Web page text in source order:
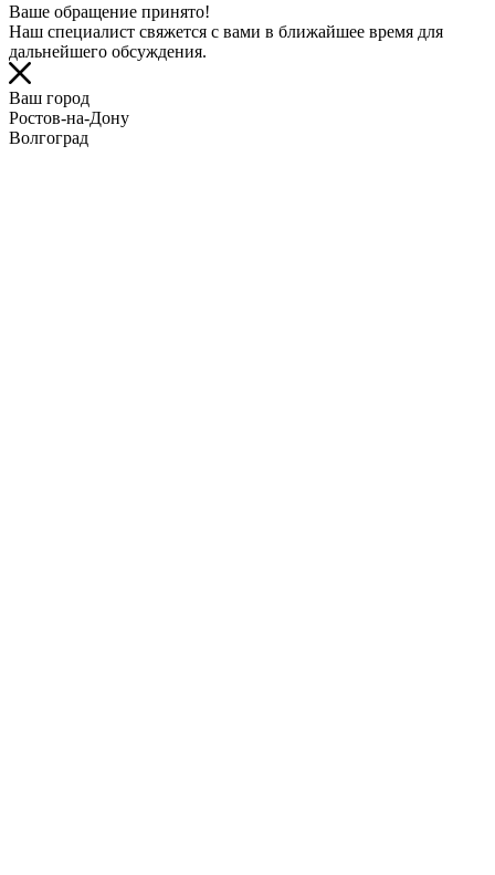
Ваше обращение принято!
Наш специалист свяжется с вами в ближайшее время для
дальнейшего обсуждения.
Ваш город
Ростов-на-Дону
Волгоград